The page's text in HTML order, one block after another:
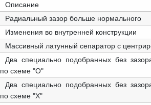
Описание
Радиальный зазор больше нормального
Изменения во внутренней конструкции
Массивный латунный сепаратор с
Два специально подобранных без
по схеме "О"
Два специально подобранных без
по схеме "X"